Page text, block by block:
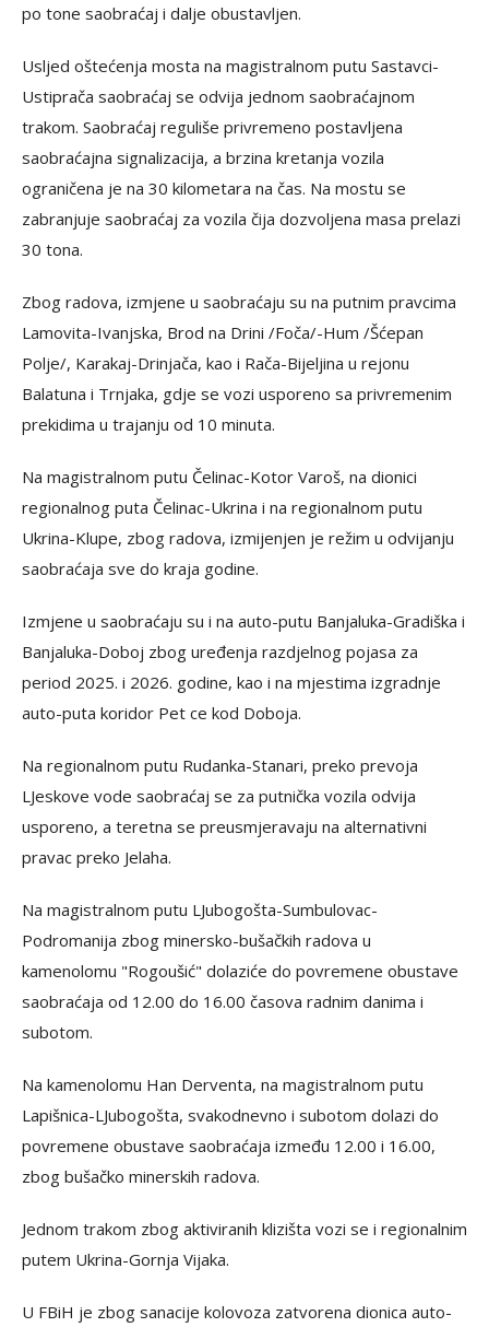
po tone saobraćaj i dalje obustavljen.
Usljed oštećenja mosta na magistralnom putu Sastavci-
Ustiprača saobraćaj se odvija jednom saobraćajnom
trakom. Saobraćaj reguliše privremeno postavljena
saobraćajna signalizacija, a brzina kretanja vozila
ograničena je na 30 kilometara na čas. Na mostu se
zabranjuje saobraćaj za vozila čija dozvoljena masa prelazi
30 tona.
Zbog radova, izmjene u saobraćaju su na putnim pravcima
Lamovita-Ivanjska, Brod na Drini /Foča/-Hum /Šćepan
Polje/, Karakaj-Drinjača, kao i Rača-Bijeljina u rejonu
Balatuna i Trnjaka, gdje se vozi usporeno sa privremenim
prekidima u trajanju od 10 minuta.
Na magistralnom putu Čelinac-Kotor Varoš, na dionici
regionalnog puta Čelinac-Ukrina i na regionalnom putu
Ukrina-Klupe, zbog radova, izmijenjen je režim u odvijanju
saobraćaja sve do kraja godine.
Izmjene u saobraćaju su i na auto-putu Banjaluka-Gradiška i
Banjaluka-Doboj zbog uređenja razdjelnog pojasa za
period 2025. i 2026. godine, kao i na mjestima izgradnje
auto-puta koridor Pet ce kod Doboja.
Na regionalnom putu Rudanka-Stanari, preko prevoja
LJeskove vode saobraćaj se za putnička vozila odvija
usporeno, a teretna se preusmjeravaju na alternativni
pravac preko Jelaha.
Na magistralnom putu LJubogošta-Sumbulovac-
Podromanija zbog minersko-bušačkih radova u
kamenolomu "Rogoušić" dolaziće do povremene obustave
saobraćaja od 12.00 do 16.00 časova radnim danima i
subotom.
Na kamenolomu Han Derventa, na magistralnom putu
Lapišnica-LJubogošta, svakodnevno i subotom dolazi do
povremene obustave saobraćaja između 12.00 i 16.00,
zbog bušačko minerskih radova.
Jednom trakom zbog aktiviranih klizišta vozi se i regionalnim
putem Ukrina-Gornja Vijaka.
U FBiH je zbog sanacije kolovoza zatvorena dionica auto-